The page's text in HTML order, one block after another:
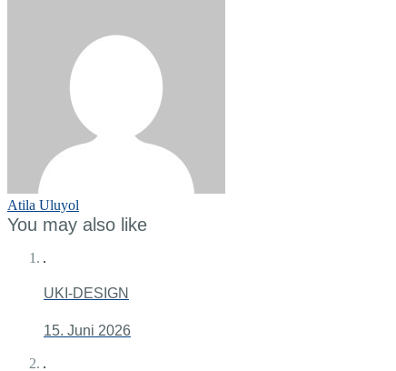
Atila Uluyol
You may also like
UKI-DESIGN
15. Juni 2026